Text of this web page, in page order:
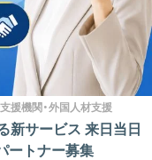
援機関・外国人材支援
新サービス 来日当日
ートナー募集